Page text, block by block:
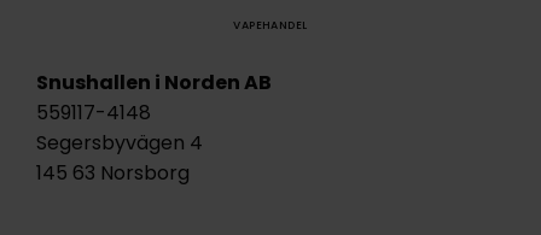
VAPEHANDEL
Snushallen i Norden AB
559117-4148
Segersbyvägen 4
145 63 Norsborg